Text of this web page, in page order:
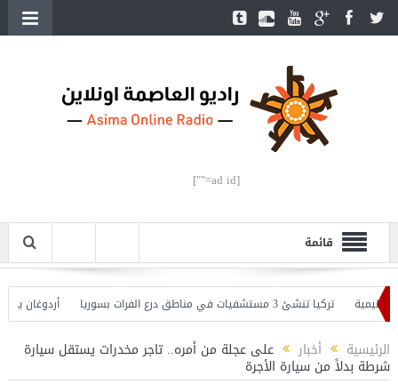
[ad id=""]
قائمة
تركيا تنشئ 3 مستشفيات في مناطق درع الفرات بسوريا
أردوغان يفتتح
الرئيسية أخبار على عجلة من أمره.. تاجر مخدرات يستقل سيارة
شرطة بدلاً من سيارة الأجرة